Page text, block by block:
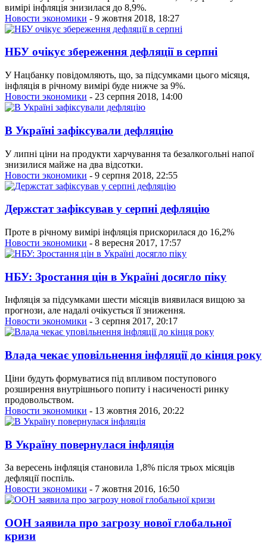
вимірі інфляція знизилася до 8,9%.
Новости экономики - 9 жовтня 2018, 18:27
НБУ очікує збереження дефляції в серпні
У Нацбанку повідомляють, що, за підсумками цього місяця,
інфляція в річному вимірі буде нижче за 9%.
Новости экономики - 23 серпня 2018, 14:00
В Україні зафіксували дефляцію
У липні ціни на продукти харчування та безалкогольні напої
знизилися майже на два відсотки.
Новости экономики - 9 серпня 2018, 22:55
Держстат зафіксував у серпні дефляцію
Проте в річному вимірі інфляція прискорилася до 16,2%
Новости экономики - 8 вересня 2017, 17:57
НБУ: Зростання цін в Україні досягло піку
Інфляція за підсумками шести місяців виявилася вищою за
прогнози, але надалі очікується її зниження.
Новости экономики - 3 серпня 2017, 20:17
Влада чекає уповільнення інфляції до кінця року
Ціни будуть формуватися під впливом поступового
розширення внутрішнього попиту і насиченості ринку
продовольством.
Новости экономики - 13 жовтня 2016, 20:22
В Україну повернулася інфляція
За вересень інфляція становила 1,8% після трьох місяців
дефляції поспіль.
Новости экономики - 7 жовтня 2016, 16:50
ООН заявила про загрозу нової глобальної
кризи